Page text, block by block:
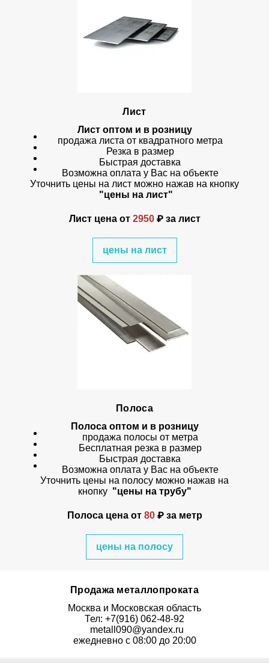
Лист
Лист оптом и в розницу
продажа листа от квадратного метра
Резка в размер
Быстрая доставка
Возможна оплата у Вас на объекте
Уточнить цены на лист можно нажав на кнопку
"цены на лист"
Лист цена от2950 ₽ за лист
цены на лист
Полоса
Полоса оптом и в розницу
продажа полосы от метра
Бесплатная резка в размер
Быстрая доставка
Возможна оплата у Вас на объекте
Уточнить цены на полосу можно нажав на
кнопку "цены на трубу"
Полоса цена от 80 ₽ за метр
цены на полосу
Продажа металлопроката
Москва и Московская область
Тел: +7(916) 062-48-92
metall090@yandex.ru
ежедневно с 08:00 до 20:00